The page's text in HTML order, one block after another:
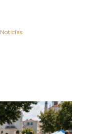
Noticias